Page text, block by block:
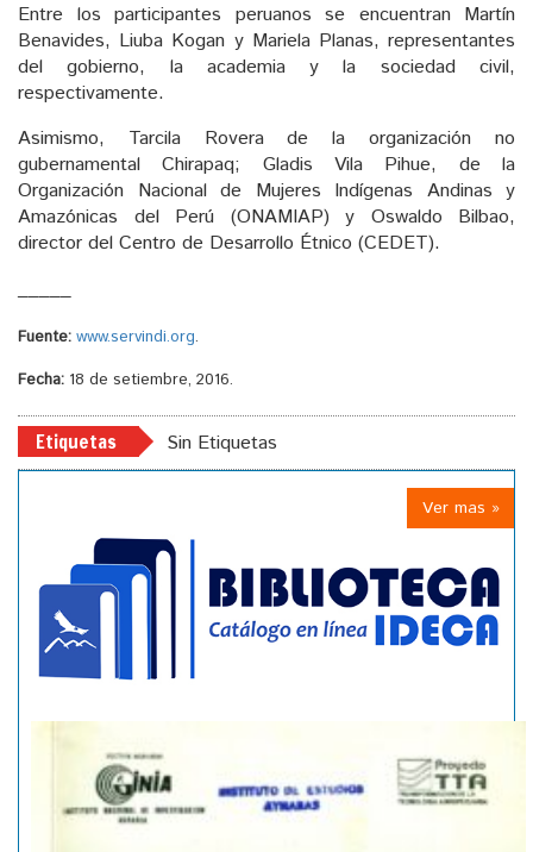
Entre los participantes peruanos se encuentran Martín
Benavides, Liuba Kogan y Mariela Planas, representantes
del gobierno, la academia y la sociedad civil,
respectivamente.
Asimismo, Tarcila Rovera de la organización no
gubernamental Chirapaq; Gladis Vila Pihue, de la
Organización Nacional de Mujeres Indígenas Andinas y
Amazónicas del Perú (ONAMIAP) y Oswaldo Bilbao,
director del Centro de Desarrollo Étnico (CEDET).
Fuente: www.servindi.org.
Fecha: 18 de setiembre, 2016.
Etiquetas Sin Etiquetas
Ver mas »